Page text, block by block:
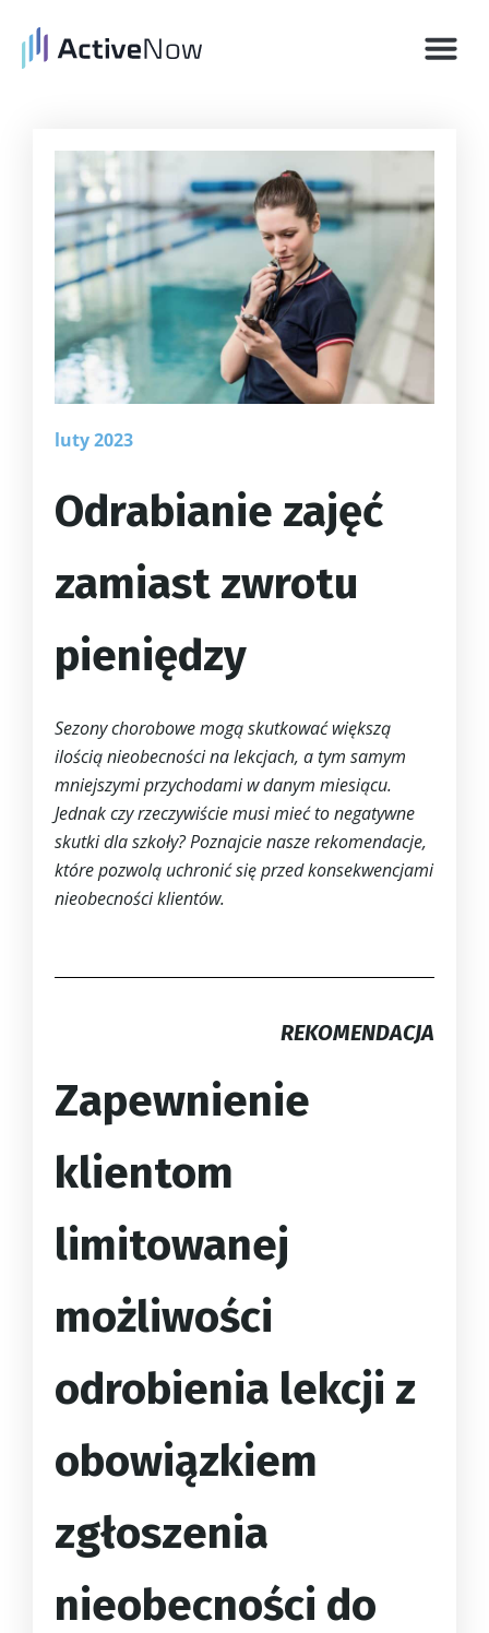
luty 2023
Odrabianie zajęć
zamiast zwrotu
pieniędzy
Sezony chorobowe mogą skutkować większą
ilością nieobecności na lekcjach, a tym samym
mniejszymi przychodami w danym miesiącu.
Jednak czy rzeczywiście musi mieć to negatywne
skutki dla szkoły? Poznajcie nasze rekomendacje,
które pozwolą uchronić się przed konsekwencjami
nieobecności klientów.
REKOMENDACJA
Zapewnienie
klientom
limitowanej
możliwości
odrobienia lekcji z
obowiązkiem
zgłoszenia
nieobecności do